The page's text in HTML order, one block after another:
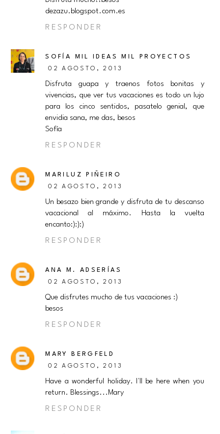
dezazu.blogspot.com.es
RESPONDER
SOFÍA MIL IDEAS MIL PROYECTOS
02 AGOSTO, 2013
Disfruta guapa y traenos fotos bonitas y
vivencias, que ver tus vacaciones es todo un lujo
para los cinco sentidos, pasatelo genial, que
envidia sana, me das, besos
Sofía
RESPONDER
MARILUZ PIÑEIRO
02 AGOSTO, 2013
Un besazo bien grande y disfruta de tu descanso
vacacional al máximo. Hasta la vuelta
encanto:):):)
RESPONDER
ANA M. ADSERÍAS
02 AGOSTO, 2013
Que disfrutes mucho de tus vacaciones :)
besos
RESPONDER
MARY BERGFELD
02 AGOSTO, 2013
Have a wonderful holiday. I'll be here when you
return. Blessings...Mary
RESPONDER